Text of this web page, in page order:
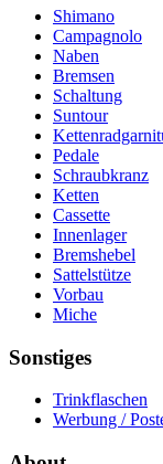
Shimano
Campagnolo
Naben
Bremsen
Schaltung
Suntour
Pedale
Schraubkranz
Ketten
Cassette
Innenlager
Bremshebel
Sattelstütze
Vorbau
Miche
Sonstiges
Trinkflaschen
Werbung /